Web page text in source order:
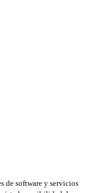
de software y servicios